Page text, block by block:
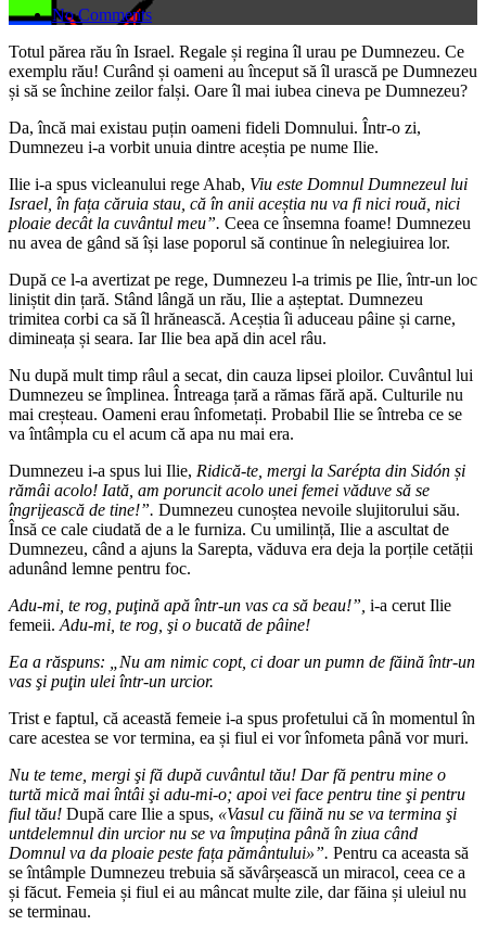
No Comments
Totul părea rău în Israel. Regale și regina îl urau pe Dumnezeu. Ce
exemplu rău! Curând și oameni au început să îl urască pe Dumnezeu
și să se închine zeilor falși. Oare îl mai iubea cineva pe Dumnezeu?
Da, încă mai existau puțin oameni fideli Domnului. Într-o zi,
Dumnezeu i-a vorbit unuia dintre aceștia pe nume Ilie.
Ilie i-a spus vicleanului rege Ahab, Viu este Domnul Dumnezeul lui
Israel, în fața căruia stau, că în anii aceștia nu va fi nici rouă, nici
ploaie decât la cuvântul meu”. Ceea ce însemna foame! Dumnezeu
nu avea de gând să își lase poporul să continue în nelegiuirea lor.
După ce l-a avertizat pe rege, Dumnezeu l-a trimis pe Ilie, într-un loc
liniștit din țară. Stând lângă un rău, Ilie a așteptat. Dumnezeu
trimitea corbi ca să îl hrănească. Aceștia îi aduceau pâine și carne,
dimineața și seara. Iar Ilie bea apă din acel râu.
Nu după mult timp râul a secat, din cauza lipsei ploilor. Cuvântul lui
Dumnezeu se împlinea. Întreaga țară a rămas fără apă. Culturile nu
mai creșteau. Oameni erau înfometați. Probabil Ilie se întreba ce se
va întâmpla cu el acum că apa nu mai era.
Dumnezeu i-a spus lui Ilie, Ridică-te, mergi la Sarépta din Sidón și
rămâi acolo! Iată, am poruncit acolo unei femei văduve să se
îngrijească de tine!”. Dumnezeu cunoștea nevoile slujitorului său.
Însă ce cale ciudată de a le furniza. Cu umilință, Ilie a ascultat de
Dumnezeu, când a ajuns la Sarepta, văduva era deja la porțile cetății
adunând lemne pentru foc.
Adu-mi, te rog, puţină apă într-un vas ca să beau!”, i-a cerut Ilie
femeii. Adu-mi, te rog, şi o bucată de pâine!
Ea a răspuns: „Nu am nimic copt, ci doar un pumn de făină într-un
vas şi puţin ulei într-un urcior.
Trist e faptul, că această femeie i-a spus profetului că în momentul în
care acestea se vor termina, ea și fiul ei vor înfometa până vor muri.
Nu te teme, mergi şi fă după cuvântul tău! Dar fă pentru mine o
turtă mică mai întâi şi adu-mi-o; apoi vei face pentru tine şi pentru
fiul tău! După care Ilie a spus, «Vasul cu făină nu se va termina şi
untdelemnul din urcior nu se va împuțina până în ziua când
Domnul va da ploaie peste fața pământului»”. Pentru ca aceasta să
se întâmple Dumnezeu trebuia să săvârșească un miracol, ceea ce a
și făcut. Femeia și fiul ei au mâncat multe zile, dar făina și uleiul nu
se terminau.